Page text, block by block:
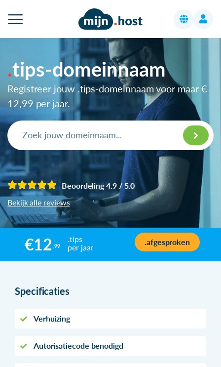
tips-domeinnaam
Registreer jouw .tips-domeinnaam voor maar €
12,99 per jaar.
Beoordeling 4.9 / 5.0
Bekijk alle reviews
€12 ,99
.tips
per jaar
.afgesproken
Specificaties
Verhuizing
Autorisatiecode benodigd